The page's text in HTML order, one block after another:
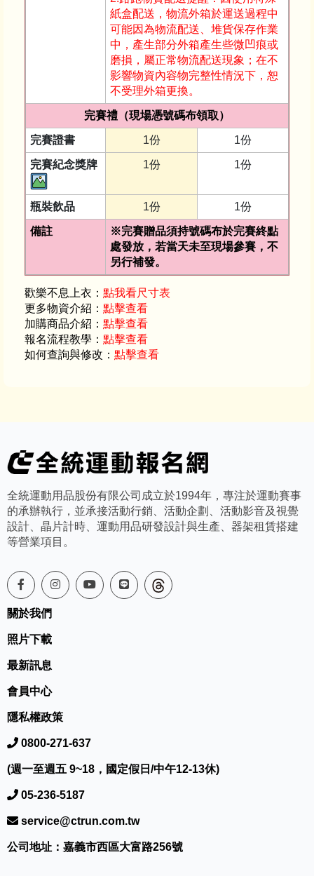
紙盒配送，物流外箱於運送過程中
可能因為物流配送、堆貨保存作業
中，產生部分外箱產生些微凹痕或
磨損，屬正常物流配送現象；在不
影響物資內容物完整性情況下，恕
不受理外箱更換。
完賽禮（現場憑號碼布領取）
完賽證書 1份 1份
完賽紀念獎牌 1份 1份
瓶裝飲品 1份 1份
備註
※完賽贈品須持號碼布於完賽終點
處發放，若當天未至現場參賽，不
另行補發。
歡樂不息上衣： 點我看尺寸表
更多物資介紹： 點擊查看
加購商品介紹： 點擊查看
報名流程教學： 點擊查看
如何查詢與修改： 點擊查看
全統運動用品股份有限公司成立於1994年，專注於運動賽事
的承辦執行，並承接活動行銷、活動企劃、活動影音及視覺
設計、晶片計時、運動用品研發設計與生產、器架租賃搭建
等營業項目。
關於我們
照片下載
最新訊息
會員中心
隱私權政策
0800-271-637
(週一至週五 9~18，國定假日/中午12-13休)
05-236-5187
service@ctrun.com.tw
公司地址：嘉義市西區大富路256號